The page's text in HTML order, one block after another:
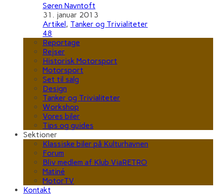
Søren Navntoft
31. januar 2013
Artikel, Tanker og Trivialiteter
48
Reportage
Rejser
Historisk Motorsport
Motorsport
Set til salg
Design
Tanker og Trivialiteter
Workshop
Vores biler
Tips og guides
Sektioner
Klassiske biler på Kulturhavnen
Forum
Bliv medlem af Klub ViaRETRO
Matiné
MotorTV
Kontakt